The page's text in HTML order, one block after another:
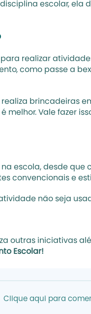
escolar, ela
realizar
como passe a
brincadeiras
Vale fazer
escola, desde
convencionais e
não seja
outras iniciativas
Escolar!
Clique aqui para